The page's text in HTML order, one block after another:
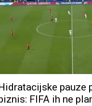
pauze
FIFA ih ne